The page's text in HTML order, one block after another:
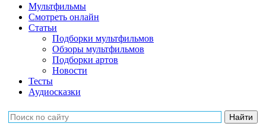
Мультфильмы
Смотреть онлайн
Статьи
Подборки мультфильмов
Обзоры мультфильмов
Подборки артов
Новости
Тесты
Аудиосказки